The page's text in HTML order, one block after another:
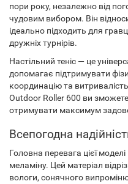
пори року, незалежно від
чудовим вибором. Він
ідеально підходить для
дружніх турнірів.
Настільний теніс — це
допомагає підтримувати
координацію та
Outdoor Roller 600 ви
отримувати максимум
Всепогодна
Головна перевага цієї
меламіну. Цей матеріал
вологи, сонячного